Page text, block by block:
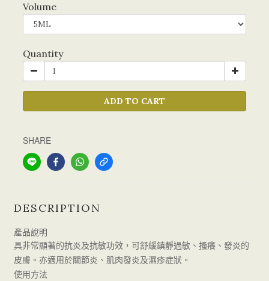
Volume
Quantity
ADD TO CART
SHARE
DESCRIPTION
產品說明
具非常顯著的抗炎及抗敏功效，可舒緩鎮靜過敏、搔癢、發炎的
皮膚。亦適用於關節炎、肌肉發炎及濕疹症狀。
使用方法